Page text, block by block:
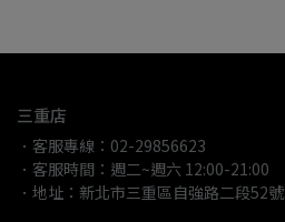
三重店
．客服專線：02-29856623
．客服時間：週二~週六 12:00-21:00
．地址：新北市三重區自強路二段52號